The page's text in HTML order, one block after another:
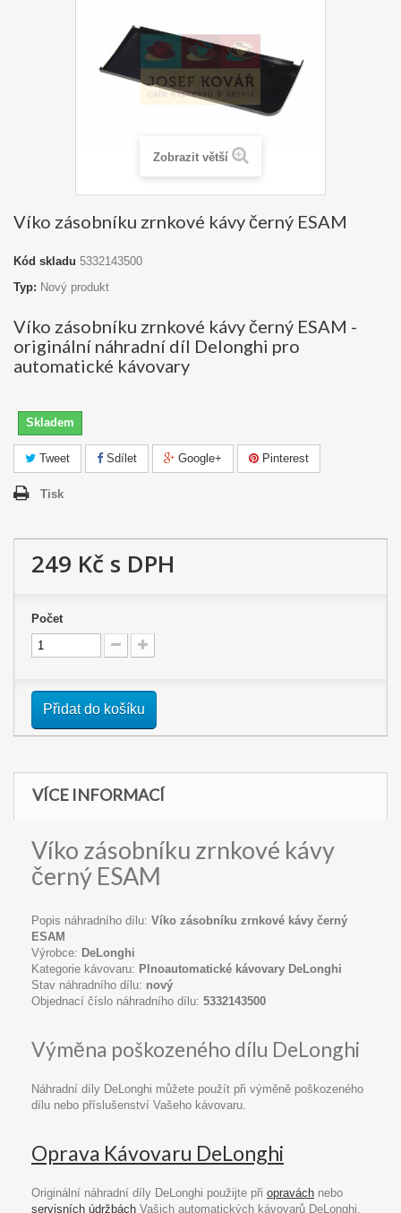
Zobrazit větší
Víko zásobníku zrnkové kávy černý ESAM
Kód skladu 5332143500
Typ: Nový produkt
Víko zásobníku zrnkové kávy černý ESAM -
originální náhradní díl Delonghi pro
automatické kávovary
Skladem
Tweet Sdílet Google+ Pinterest
Tisk
249 Kč s DPH
Počet
Přidat do košíku
VÍCE INFORMACÍ
Víko zásobníku zrnkové kávy
černý ESAM
Popis náhradního dílu: Víko zásobníku zrnkové kávy černý
ESAM
Výrobce: DeLonghi
Kategorie kávovaru: Plnoautomatické kávovary DeLonghi
Stav náhradního dílu: nový
Objednací číslo náhradního dílu: 5332143500
Výměna poškozeného dílu DeLonghi
Náhradní díly DeLonghi můžete použít při výměně poškozeného
dílu nebo příslušenství Vašeho kávovaru.
Oprava Kávovaru DeLonghi
Originální náhradní díly DeLonghi použijte při opravách nebo
servisních údržbách Vašich automatických kávovarů DeLonghi.